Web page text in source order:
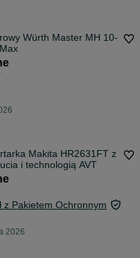
MH 10-
Makita HR2631FT z
i technologią AVT
z Pakietem Ochronnym
2026